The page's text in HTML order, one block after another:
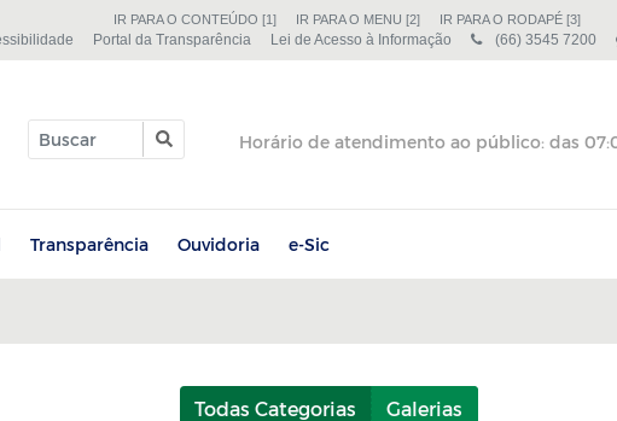
IR PARA O CONTEÚDO [1] IR PARA O MENU [2] IR PARA O RODAPÉ [3]
Portal da Transparência Lei de Acesso à Informação (66) 3545 7200
Transparência Ouvidoria e-Sic
Todas Categorias Galerias